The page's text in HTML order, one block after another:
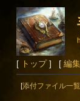
[ トップ] [ 編集
[添付ファイル一覧